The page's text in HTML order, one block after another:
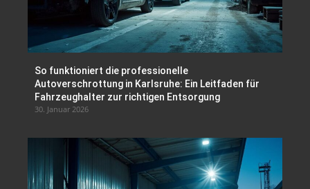
So funktioniert die professionelle
Autoverschrottung in Karlsruhe: Ein Leitfaden für
Fahrzeughalter zur richtigen Entsorgung
30. Januar 2026